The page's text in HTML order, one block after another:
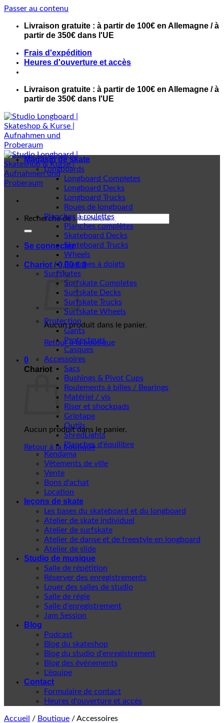
Passer au contenu
Livraison gratuite : à partir de 100€ en Allemagne / à
partir de 350€ dans l'UE
Frais d'expédition
Heures d'ouverture et accès
Livraison gratuite : à partir de 100€ en Allemagne / à
partir de 350€ dans l'UE
Recherche de :
Se connecter
Chariot /0,00€ 0
Aucun produit dans le panier.
Retour à la boutique
0
Chariot
Aucun produit dans le panier.
Retour à la boutique
Magasin de skate
Longboards
Longboard Completes
Longboard Decks
Longboard Trucks
Roues de longboard
Planches à roulettes
Planches complètes
Skateboard Decks
Skateboard Trucks
Wheels
Planches à doigts
Surfskates
Surfskate Completes
Surfskate Decks
Surfskate Trucks
Surfskate Wheels
Protection
Gants
Protecteurs
Casques
Accessoires
Sacs
Bushings & Pivot Cups
Roulements à billes / Bearings
Matériel / vis
Riser et shockpads
Griptape
Outils
ShredLights
Planches d'équilibre
Kendama
Vêtements de ville
Vente
Bons d'achat
Location
leçons de skate
Les bases du skateboard et du longboard
Atelier de skate individuel
Atelier de surfskate
Atelier de danse et de freestyle en longboard
Atelier de slide
Studio de musique
Salle de répétition
Réserver des enregistrements
Louer des salles de studio
Salle de régie
Salle d'enregistrement
Jam Session
Blog
Podcast
Blog du skateshop
Blog du studio d'enregistrement
Blog des événements
L'équipe
Contact
Formulaire de contact
Heures d'ouverture et accès
Accueil / Boutique /Accessoires